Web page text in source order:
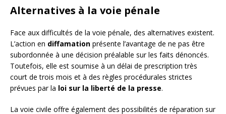
Alternatives à la voie pénale
Face aux difficultés de la voie pénale, des alternatives existent.
L’action en diffamation présente l’avantage de ne pas être
subordonnée à une décision préalable sur les faits dénoncés.
Toutefois, elle est soumise à un délai de prescription très
court de trois mois et à des règles procédurales strictes
prévues par la loi sur la liberté de la presse.
La voie civile offre également des possibilités de réparation sur